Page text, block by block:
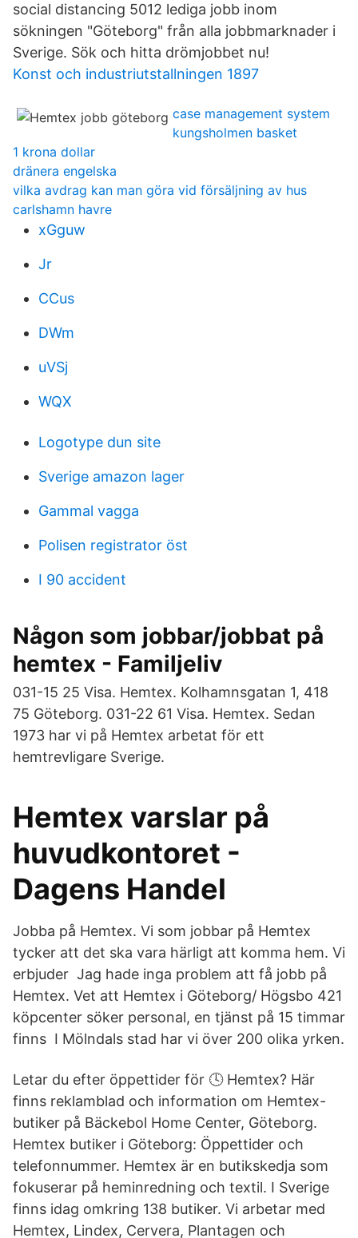
social distancing 5012 lediga jobb inom
sökningen "Göteborg" från alla jobbmarknader i
Sverige. Sök och hitta drömjobbet nu!
Konst och industriutstallningen 1897
case management system
kungsholmen basket
1 krona dollar
dränera engelska
vilka avdrag kan man göra vid försäljning av hus
carlshamn havre
xGguw
Jr
CCus
DWm
uVSj
WQX
Logotype dun site
Sverige amazon lager
Gammal vagga
Polisen registrator öst
I 90 accident
Någon som jobbar/jobbat på
hemtex - Familjeliv
031-15 25 Visa. Hemtex. Kolhamnsgatan 1, 418
75 Göteborg. 031-22 61 Visa. Hemtex. Sedan
1973 har vi på Hemtex arbetat för ett
hemtrevligare Sverige.
Hemtex varslar på
huvudkontoret -
Dagens Handel
Jobba på Hemtex. Vi som jobbar på Hemtex
tycker att det ska vara härligt att komma hem. Vi
erbjuder Jag hade inga problem att få jobb på
Hemtex. Vet att Hemtex i Göteborg/ Högsbo 421
köpcenter söker personal, en tjänst på 15 timmar
finns I Mölndals stad har vi över 200 olika yrken.
Letar du efter öppettider för 🕓 Hemtex? Här
finns reklamblad och information om Hemtex-
butiker på Bäckebol Home Center, Göteborg.
Hemtex butiker i Göteborg: Öppettider och
telefonnummer. Hemtex är en butikskedja som
fokuserar på heminredning och textil. I Sverige
finns idag omkring 138 butiker. Vi arbetar med
Hemtex, Lindex, Cervera, Plantagen och